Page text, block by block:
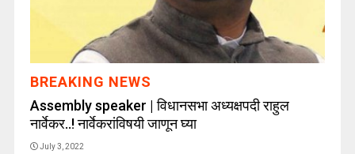
BREAKING NEWS
Assembly speaker | विधानसभा अध्यक्षपदी राहुल
नार्वेकर..! नार्वेकरांविषयी जाणून घ्या
July 3, 2022